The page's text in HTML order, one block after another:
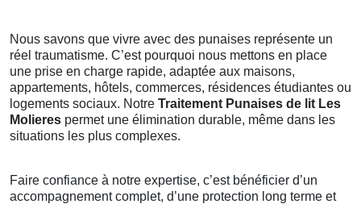
Nous savons que vivre avec des punaises représente un
réel traumatisme. C’est pourquoi nous mettons en place
une prise en charge rapide, adaptée aux maisons,
appartements, hôtels, commerces, résidences étudiantes ou
logements sociaux. Notre Traitement Punaises de lit Les
Molieres permet une élimination durable, même dans les
situations les plus complexes.
Faire confiance à notre expertise, c’est bénéficier d’un
accompagnement complet, d’une protection long terme et